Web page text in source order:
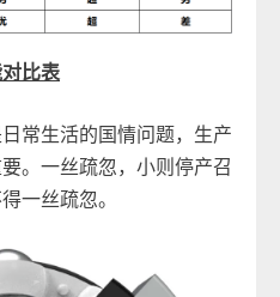
比表
常生活的国情问题，生产
。一丝疏忽，小则停产召
一丝疏忽。